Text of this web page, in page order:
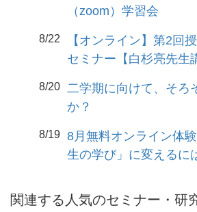
（zoom）学習会
8/22
【オンライン】第2回
セミナー【白杉亮先生
8/20
二学期に向けて、そろ
か？
8/19 8月無料オンライン体
生の学び」に変えるに
関連する人気のセミナー・研